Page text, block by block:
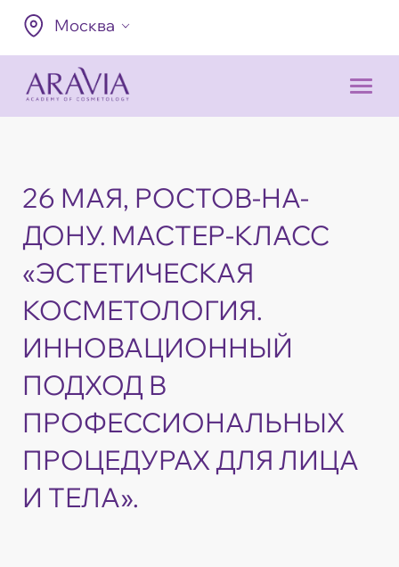
Москва
26 МАЯ, РОСТОВ-НА-
ДОНУ. МАСТЕР-КЛАСС
«ЭСТЕТИЧЕСКАЯ
КОСМЕТОЛОГИЯ.
ИННОВАЦИОННЫЙ
ПОДХОД В
ПРОФЕССИОНАЛЬНЫХ
ПРОЦЕДУРАХ ДЛЯ ЛИЦА
И ТЕЛА».